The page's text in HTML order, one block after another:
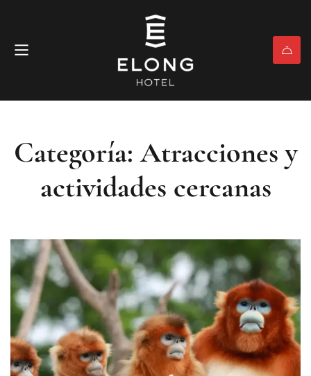
Categoría: Atracciones y
actividades cercanas